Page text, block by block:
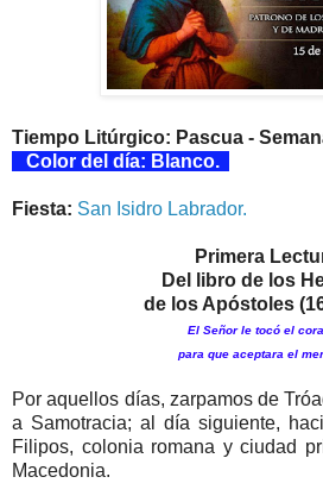
Tiempo Litúrgico: Pascua -
Color del día: Blanco.
Fiesta: San Isidro Labrador.
Primera
Del libro de los
de los Apóstoles
El Señor le tocó el
para que aceptara el
Por aquellos días, zarpamos de
a Samotracia; al día siguiente,
Filipos, colonia romana y ciudad
Macedonia.